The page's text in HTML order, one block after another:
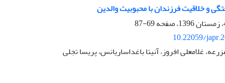
و خلاقیت فرزندان با محبوبیت والدین
69-87
10.22059/
غلامعلی افروز، آنیتا باغداساریانس، پریسا تجلی